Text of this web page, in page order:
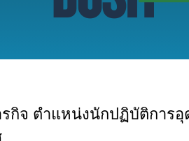
กิจ ตำแหน่งนักปฏิบัติกา